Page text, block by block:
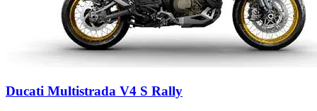
Ducati Multistrada V4 S Rally